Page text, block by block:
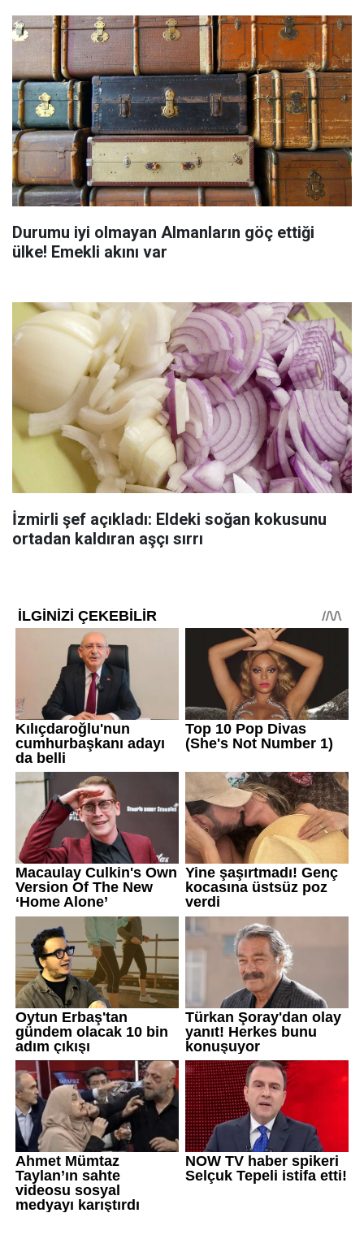
Durumu iyi olmayan Almanların göç ettiği
ülke! Emekli akını var
İzmirli şef açıkladı: Eldeki soğan kokusunu
ortadan kaldıran aşçı sırrı